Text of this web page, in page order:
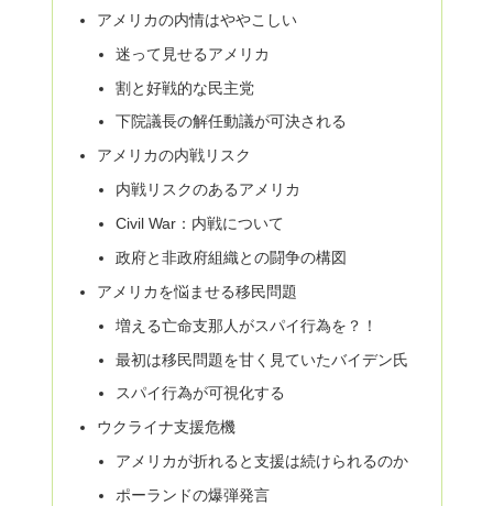
アメリカの内情はややこしい
迷って見せるアメリカ
割と好戦的な民主党
下院議長の解任動議が可決される
アメリカの内戦リスク
内戦リスクのあるアメリカ
Civil War：内戦について
政府と非政府組織との闘争の構図
アメリカを悩ませる移民問題
増える亡命支那人がスパイ行為を？！
最初は移民問題を甘く見ていたバイデン氏
スパイ行為が可視化する
ウクライナ支援危機
アメリカが折れると支援は続けられるのか
ポーランドの爆弾発言